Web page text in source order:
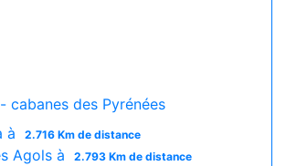
cabanes des Pyrénées
à
2.716 Km de distance
Agols à 2.793 Km de distance